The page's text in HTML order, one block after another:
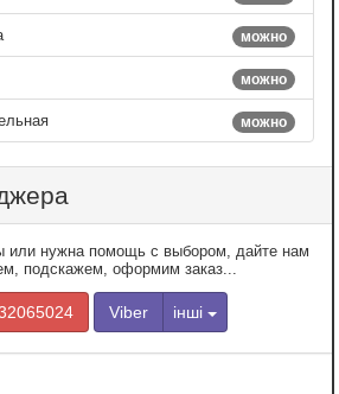
можно
можно
можно
или нужна помощь с выбором, дайте нам
подскажем, оформим заказ...
Viber інші